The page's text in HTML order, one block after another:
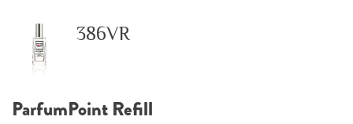
386VR
ParfumPoint Refill